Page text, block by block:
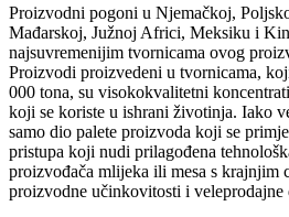
Proizvodni pogoni u Njemačkoj,
Mađarskoj, Južnoj Africi, Meksiku i
najsuvremenijim tvornicama ovog
Proizvodi proizvedeni u tvornicama,
000 tona, su visokokvalitetni
koji se koriste u ishrani životinja. Iako
samo dio palete proizvoda koji se
pristupa koji nudi prilagođena
proizvođača mlijeka ili mesa s krajnjim
proizvodne učinkovitosti i veleprodajne